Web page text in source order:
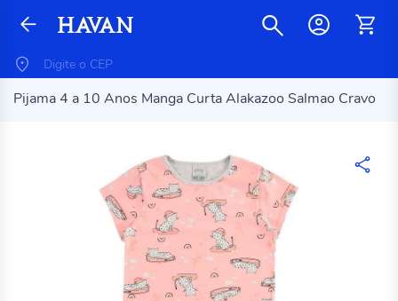
Pijama 4 a 10 Anos Manga Curta Alakazoo Salmao Cravo